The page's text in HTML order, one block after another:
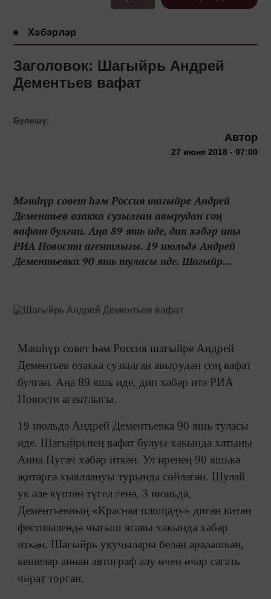
Хәбәрләр
Заголовок: Шагыйрь Андрей
Дементьев вафат
Бүлешү:
Автор
27 июня 2018 - 07:00
Мәшһүр совет һәм Россия шагыйре Андрей
Дементьев озакка сузылган авырудан соң
вафат булган. Аңа 89 яшь иде, дип хәбәр итә
РИА Новости агентлыгы. 19 июльдә Андрей
Дементьевка 90 яшь туласы иде. Шагыйр...
Мәшһүр совет һәм Россия шагыйре Андрей
Дементьев озакка сузылган авырудан соң вафат
булган. Аңа 89 яшь иде, дип хәбәр итә РИА
Новости агентлыгы.
19 июльдә Андрей Дементьевка 90 яшь туласы
иде. Шагыйрьнең вафат булуы хакында хатыны
Анна Пугач хәбәр иткән. Ул иренең 90 яшькә
җитәргә хыяллануы турында сөйләгән. Шулай
ук әле күптән түгел генә, 3 июньдә,
Дементьевның «Красная площадь» дигән китап
фестивалендә чыгыш ясавы хакында хәбәр
иткән. Шагыйрь укучылары белән аралашкан,
кешеләр аннан автограф алу өчен өчәр сәгать
чират торган.